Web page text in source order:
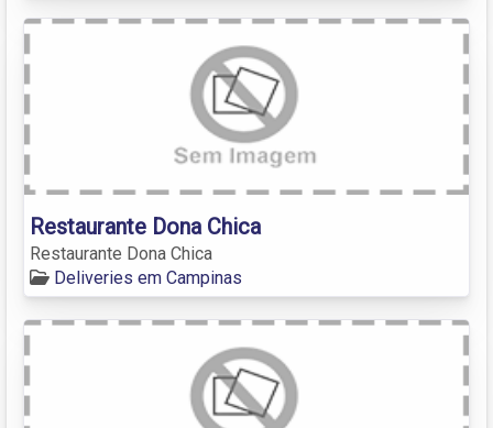
Restaurante Dona Chica
Restaurante Dona Chica
Deliveries em Campinas